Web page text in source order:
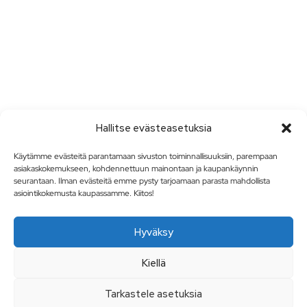
Hallitse evästeasetuksia
Käytämme evästeitä parantamaan sivuston toiminnallisuuksiin, parempaan
asiakaskokemukseen, kohdennettuun mainontaan ja kaupankäynnin
seurantaan. Ilman evästeitä emme pysty tarjoamaan parasta mahdollista
asiointikokemusta kaupassamme. Kiitos!
Hyväksy
Kiellä
Tarkastele asetuksia